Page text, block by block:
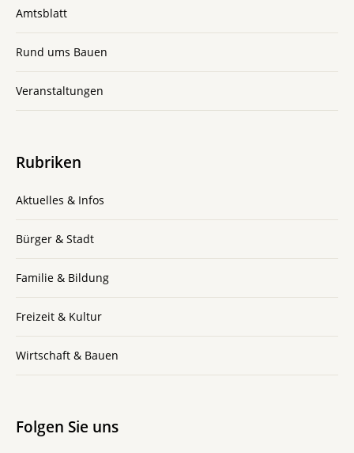
Amtsblatt
Rund ums Bauen
Veranstaltungen
Rubriken
Aktuelles & Infos
Bürger & Stadt
Familie & Bildung
Freizeit & Kultur
Wirtschaft & Bauen
Folgen Sie uns